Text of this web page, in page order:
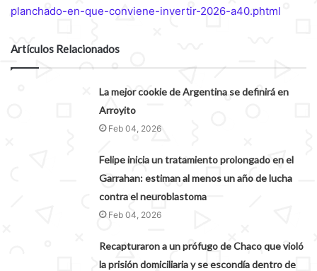
planchado-en-que-conviene-invertir-2026-a40.phtml
Artículos Relacionados
La mejor cookie de Argentina se definirá en
Arroyito
Feb 04, 2026
Felipe inicia un tratamiento prolongado en el
Garrahan: estiman al menos un año de lucha
contra el neuroblastoma
Feb 04, 2026
Recapturaron a un prófugo de Chaco que violó
la prisión domiciliaria y se escondía dentro de